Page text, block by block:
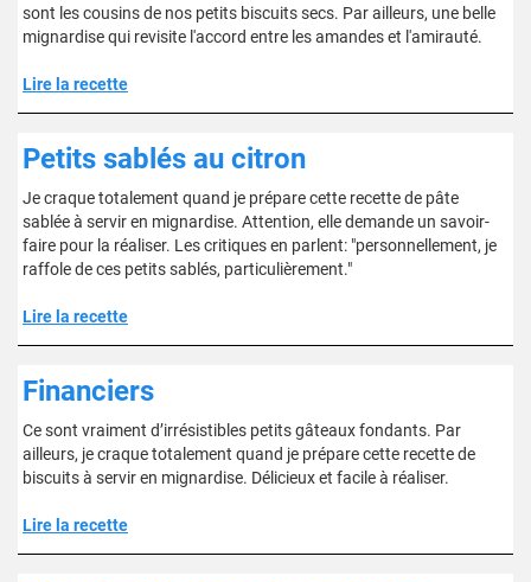
sont les cousins de nos petits biscuits secs. Par ailleurs, une belle
mignardise qui revisite l'accord entre les amandes et l'amirauté.
Lire la recette
Petits sablés au citron
Je craque totalement quand je prépare cette recette de pâte
sablée à servir en mignardise. Attention, elle demande un savoir-
faire pour la réaliser. Les critiques en parlent: "personnellement, je
raffole de ces petits sablés, particulièrement."
Lire la recette
Financiers
Ce sont vraiment d’irrésistibles petits gâteaux fondants. Par
ailleurs, je craque totalement quand je prépare cette recette de
biscuits à servir en mignardise. Délicieux et facile à réaliser.
Lire la recette